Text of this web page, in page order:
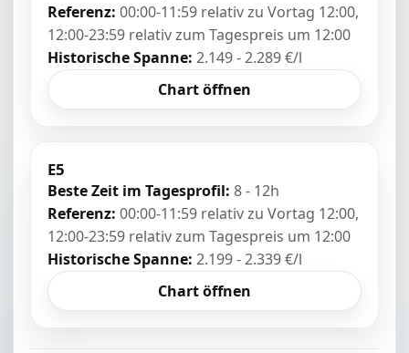
Referenz: 00:00-11:59 relativ zu Vortag 12:00,
12:00-23:59 relativ zum Tagespreis um 12:00
Historische Spanne: 2.149 - 2.289 €/l
Chart öffnen
E5
Beste Zeit im Tagesprofil: 8 - 12h
Referenz: 00:00-11:59 relativ zu Vortag 12:00,
12:00-23:59 relativ zum Tagespreis um 12:00
Historische Spanne: 2.199 - 2.339 €/l
Chart öffnen